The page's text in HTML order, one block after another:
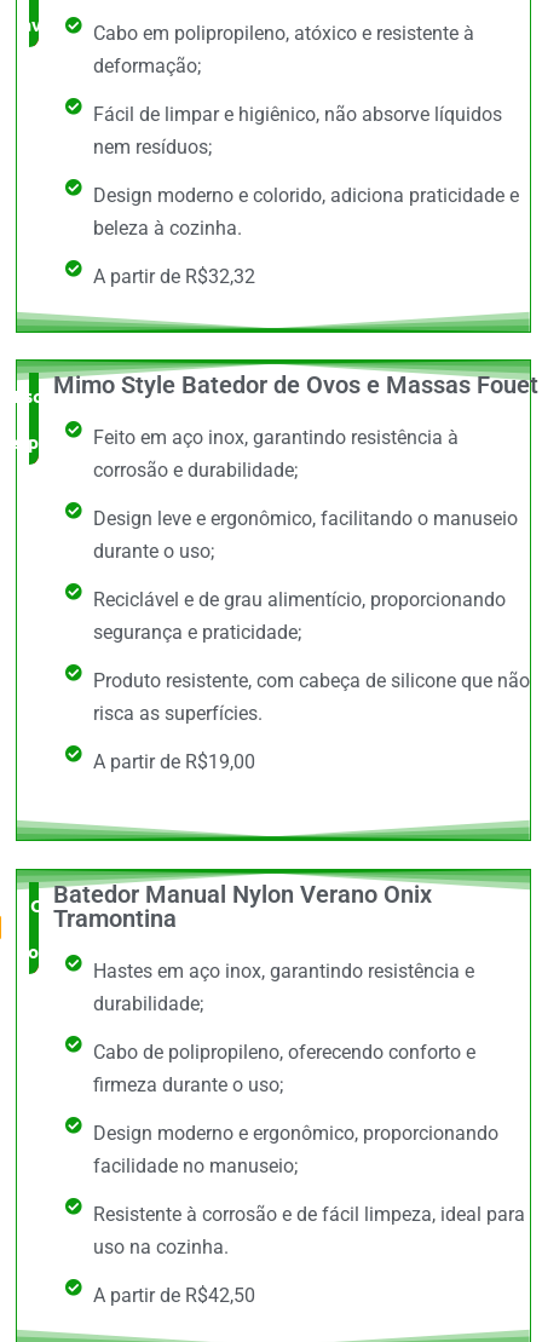
avaliado!Cabo em polipropileno, atóxico e resistente à
deformação;
Fácil de limpar e higiênico, não absorve líquidos
nem resíduos;
Design moderno e colorido, adiciona praticidade e
beleza à cozinha.
A partir de R$32,32
Escolha do
especialista
Mimo Style Batedor de Ovos e Massas Fouet
Feito em aço inox, garantindo resistência à
corrosão e durabilidade;
Design leve e ergonômico, facilitando o manuseio
durante o uso;
Reciclável e de grau alimentício, proporcionando
segurança e praticidade;
Produto resistente, com cabeça de silicone que não
risca as superfícies.
A partir de R$19,00
O Mais
completo
Batedor Manual Nylon Verano Onix
Tramontina
Hastes em aço inox, garantindo resistência e
durabilidade;
Cabo de polipropileno, oferecendo conforto e
firmeza durante o uso;
Design moderno e ergonômico, proporcionando
facilidade no manuseio;
Resistente à corrosão e de fácil limpeza, ideal para
uso na cozinha.
A partir de R$42,50